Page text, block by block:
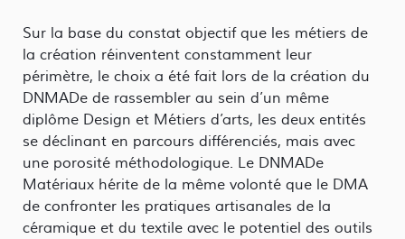
Sur la base du constat objectif que les métiers de
la création réinventent constamment leur
périmètre, le choix a été fait lors de la création du
DNMADe de rassembler au sein d’un même
diplôme Design et Métiers d’arts, les deux entités
se déclinant en parcours différenciés, mais avec
une porosité méthodologique. Le DNMADe
Matériaux hérite de la même volonté que le DMA
de confronter les pratiques artisanales de la
céramique et du textile avec le potentiel des outils